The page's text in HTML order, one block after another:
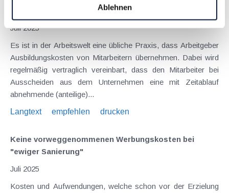
Ablehnen
Keine Umsatzsteuer beim Ausbildungskostenersatz
Juli 2025
Es ist in der Arbeitswelt eine übliche Praxis, dass Arbeitgeber
Ausbildungskosten von Mitarbeitern übernehmen. Dabei wird
regelmäßig vertraglich vereinbart, dass den Mitarbeiter bei
Ausscheiden aus dem Unternehmen eine mit Zeitablauf
abnehmende (anteilige)...
Langtext
empfehlen drucken
Keine vorweggenommenen Werbungskosten bei
"ewiger Sanierung"
Juli 2025
Kosten und Aufwendungen, welche schon vor der Erzielung